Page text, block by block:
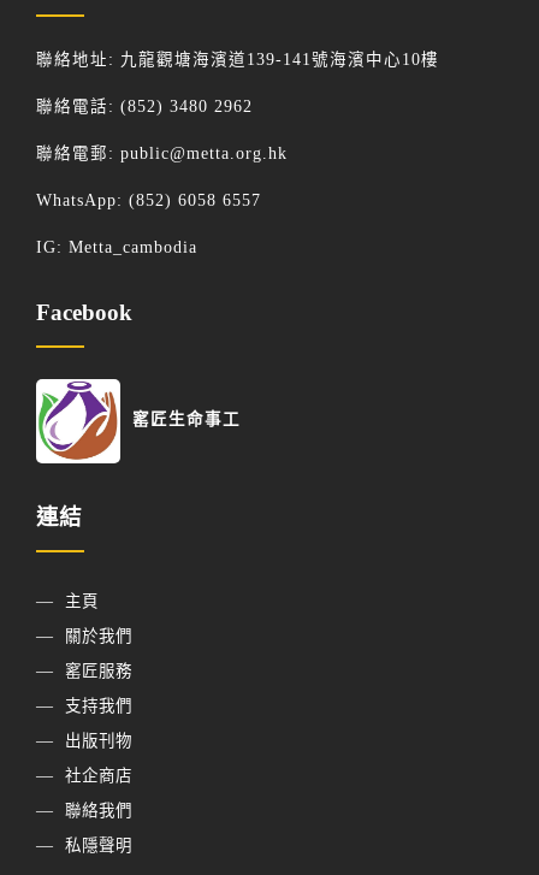
聯絡地址: 九龍觀塘海濱道139-141號海濱中心10樓
聯絡電話: (852) 3480 2962
聯絡電郵: public@metta.org.hk
WhatsApp: (852) 6058 6557
IG: Metta_cambodia
Facebook
窰匠生命事工
連結
主頁
關於我們
窰匠服務
支持我們
出版刊物
社企商店
聯絡我們
私隱聲明